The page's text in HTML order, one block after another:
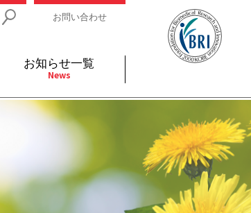
補完代替医療
お知らせ一覧
News
お問い合わせ